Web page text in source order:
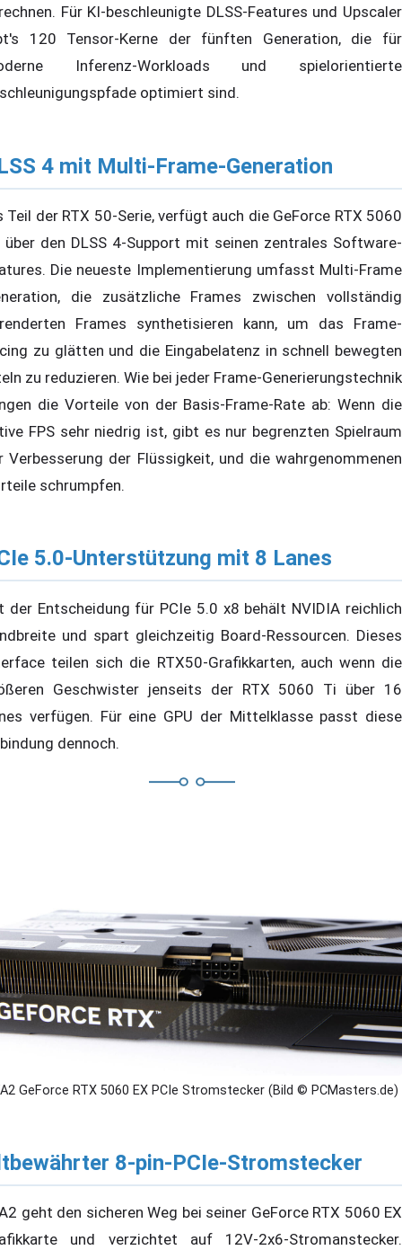
Für KI-beschleunigte DLSS-Features und Upscaler
120 Tensor-Kerne der fünften Generation, die für
Inferenz-Workloads und spielorientierte
optimiert sind.
4 mit Multi-Frame-Generation
Teil der RTX 50-Serie, verfügt auch die GeForce RTX 5060
über den DLSS 4-Support mit seinen zentrales Software-
Die neueste Implementierung umfasst Multi-Frame
die zusätzliche Frames zwischen vollständig
Frames synthetisieren kann, um das Frame-
zu glätten und die Eingabelatenz in schnell bewegten
zu reduzieren. Wie bei jeder Frame-Generierungstechnik
die Vorteile von der Basis-Frame-Rate ab: Wenn die
FPS sehr niedrig ist, gibt es nur begrenzten Spielraum
Verbesserung der Flüssigkeit, und die wahrgenommenen
schrumpfen.
5.0-Unterstützung mit 8 Lanes
der Entscheidung für PCIe 5.0 x8 behält NVIDIA reichlich
und spart gleichzeitig Board-Ressourcen. Dieses
teilen sich die RTX50-Grafikkarten, auch wenn die
Geschwister jenseits der RTX 5060 Ti über 16
verfügen. Für eine GPU der Mittelklasse passt diese
dennoch.
GeForce RTX 5060 EX PCIe Stromstecker (Bild © PCMasters.de)
8-pin-PCIe-Stromstecker
geht den sicheren Weg bei seiner GeForce RTX 5060 EX
und verzichtet auf 12V-2x6-Stromanstecker.